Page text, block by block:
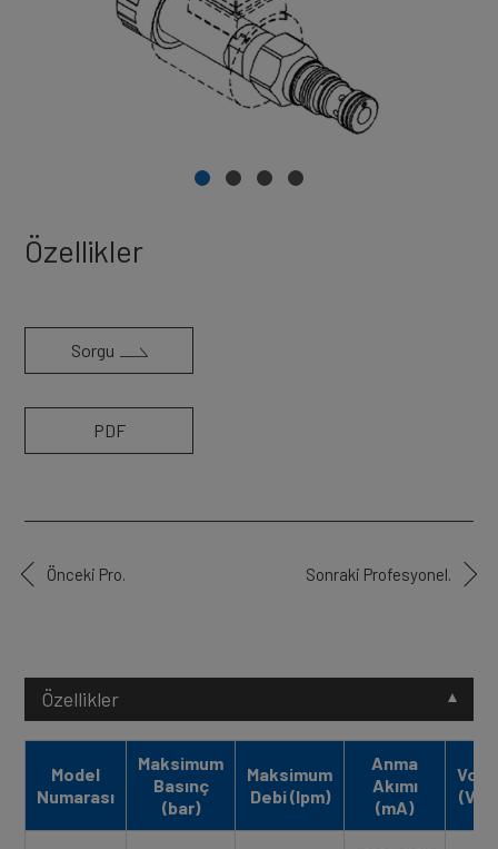
Özellikler
Sorgu
PDF
Önceki Pro. Sonraki Profesyonel.
Özellikler
Model
Numarası
Maksimum
Basınç
(bar)
Maksimum
Debi (lpm)
Anma
Akımı
(mA)